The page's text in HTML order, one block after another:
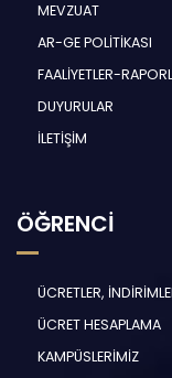
MEVZUAT
AR-GE POLİTİKASI
FAALİYETLER-
DUYURULAR
İLETİŞİM
ÖĞRENCİ
ÜCRETLER,
ÜCRET HESAPLAMA
KAMPÜSLERİMİZ